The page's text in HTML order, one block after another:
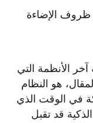
ظروف الإضاءة
الأنظمة التي
هو النظام
في الوقت الذي
قد تقبل